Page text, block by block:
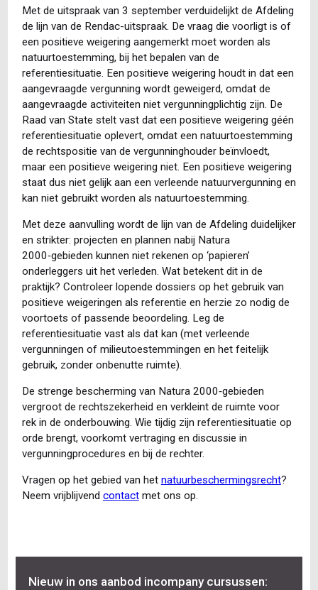
Met de uitspraak van 3 september verduidelijkt de Afdeling
de lijn van de Rendac-uitspraak. De vraag die voorligt is of
een positieve weigering aangemerkt moet worden als
natuurtoestemming, bij het bepalen van de
referentiesituatie. Een positieve weigering houdt in dat een
aangevraagde vergunning wordt geweigerd, omdat de
aangevraagde activiteiten niet vergunningplichtig zijn. De
Raad van State stelt vast dat een positieve weigering géén
referentiesituatie oplevert, omdat een natuurtoestemming
de rechtspositie van de vergunninghouder beïnvloedt,
maar een positieve weigering niet. Een positieve weigering
staat dus niet gelijk aan een verleende natuurvergunning en
kan niet gebruikt worden als natuurtoestemming.
Met deze aanvulling wordt de lijn van de Afdeling duidelijker
en strikter: projecten en plannen nabij Natura
2000‑gebieden kunnen niet rekenen op ‘papieren’
onderleggers uit het verleden. Wat betekent dit in de
praktijk? Controleer lopende dossiers op het gebruik van
positieve weigeringen als referentie en herzie zo nodig de
voortoets of passende beoordeling. Leg de
referentiesituatie vast als dat kan (met verleende
vergunningen of milieutoestemmingen en het feitelijk
gebruik, zonder onbenutte ruimte).
De strenge bescherming van Natura 2000‑gebieden
vergroot de rechtszekerheid en verkleint de ruimte voor
rek in de onderbouwing. Wie tijdig zijn referentiesituatie op
orde brengt, voorkomt vertraging en discussie in
vergunningprocedures en bij de rechter.
Vragen op het gebied van het natuurbeschermingsrecht?
Neem vrijblijvend contactmet ons op.
Nieuw in ons aanbod incompany cursussen: